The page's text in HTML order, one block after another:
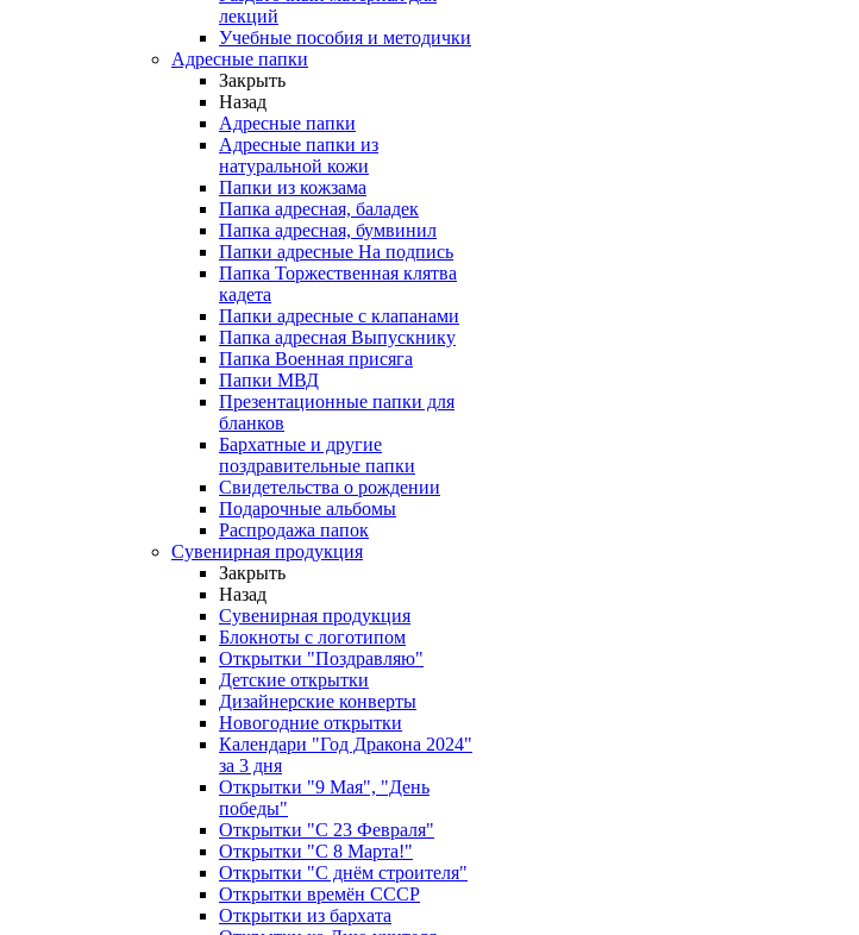
лекций
Учебные пособия и методички
Адресные папки
Закрыть
Назад
Адресные папки
Адресные папки из
натуральной кожи
Папки из кожзама
Папка адресная, баладек
Папка адресная, бумвинил
Папки адресные На подпись
Папка Торжественная клятва
кадета
Папки адресные с клапанами
Папка адресная Выпускнику
Папка Военная присяга
Папки МВД
Презентационные папки для
бланков
Бархатные и другие
поздравительные папки
Свидетельства о рождении
Подарочные альбомы
Распродажа папок
Сувенирная продукция
Закрыть
Назад
Сувенирная продукция
Блокноты с логотипом
Открытки "Поздравляю"
Детские открытки
Дизайнерские конверты
Новогодние открытки
Календари "Год Дракона 2024"
за 3 дня
Открытки "9 Мая", "День
победы"
Открытки "С 23 Февраля"
Открытки "С 8 Марта!"
Открытки "С днём строителя"
Открытки времён СССР
Открытки из бархата